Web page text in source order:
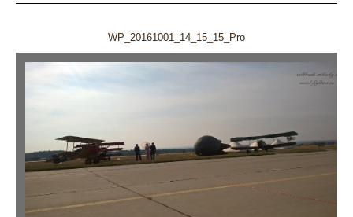
WP_20161001_14_15_15_Pro